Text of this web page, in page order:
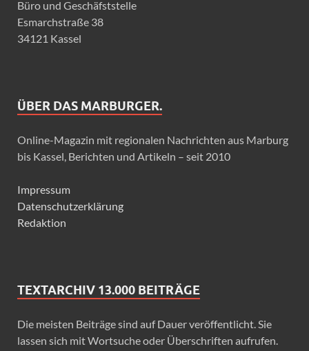
Büro und Geschäfststelle
Esmarchstraße 38
34121 Kassel
ÜBER DAS MARBURGER.
Online-Magazin mit regionalen Nachrichten aus Marburg
bis Kassel, Berichten und Artikeln – seit 2010
Impressum
Datenschutzerklärung
Redaktion
TEXTARCHIV 13.000 BEITRÄGE
Die meisten Beiträge sind auf Dauer veröffentlicht. Sie
lassen sich mit Wortsuche oder Überschriften aufrufen.